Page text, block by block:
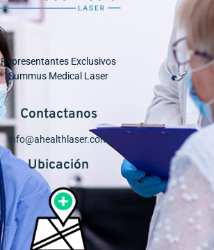
Representantes Exclusivos
Summus Medical Laser
Contactanos
info@ahealthlaser.com
Ubicación